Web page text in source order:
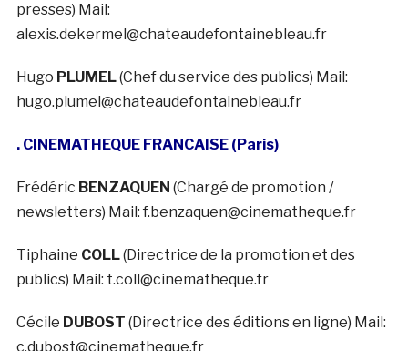
presses) Mail:
alexis.dekermel@chateaudefontainebleau.fr
Hugo PLUMEL(Chef du service des publics) Mail:
hugo.plumel@chateaudefontainebleau.fr
. CINEMATHEQUE FRANCAISE (Paris)
Frédéric BENZAQUEN (Chargé de promotion /
newsletters) Mail: f.benzaquen@cinematheque.fr
Tiphaine COLL(Directrice de la promotion et des
publics) Mail: t.coll@cinematheque.fr
Cécile DUBOST (Directrice des éditions en ligne) Mail:
c.dubost@cinematheque.fr